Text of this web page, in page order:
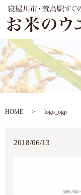
HOME logo_ogp
2018/06/13